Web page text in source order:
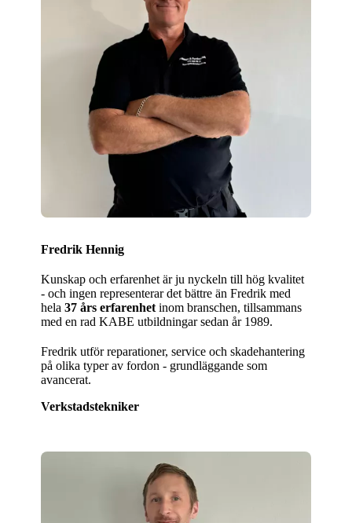
Fredrik Hennig
Kunskap och erfarenhet är ju nyckeln till hög kvalitet
- och ingen representerar det bättre än Fredrik med
hela37 års erfarenhet inom branschen, tillsammans
med en rad KABE utbildningar sedan år 1989.
Fredrik utför reparationer, service och skadehantering
på olika typer av fordon - grundläggande som
avancerat.
Verkstadstekniker